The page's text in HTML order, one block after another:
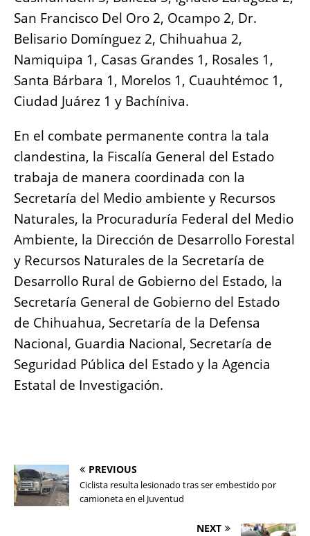
San Francisco Del Oro 2, Ocampo 2, Dr.
Belisario Domínguez 2, Chihuahua 2,
Namiquipa 1, Casas Grandes 1, Rosales 1,
Santa Bárbara 1, Morelos 1, Cuauhtémoc 1,
Ciudad Juárez 1 y Bachíniva.
En el combate permanente contra la tala
clandestina, la Fiscalía General del Estado
trabaja de manera coordinada con la
Secretaría del Medio ambiente y Recursos
Naturales, la Procuraduría Federal del Medio
Ambiente, la Dirección de Desarrollo Forestal
y Recursos Naturales de la Secretaría de
Desarrollo Rural de Gobierno del Estado, la
Secretaría General de Gobierno del Estado
de Chihuahua, Secretaría de la Defensa
Nacional, Guardia Nacional, Secretaría de
Seguridad Pública del Estado y la Agencia
Estatal de Investigación.
PREVIOUS
Ciclista resulta lesionado tras ser embestido por
camioneta en el Juventud
NEXT